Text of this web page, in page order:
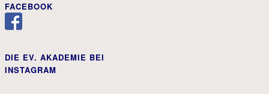
FACEBOOK
DIE EV. AKADEMIE BEI
INSTAGRAM